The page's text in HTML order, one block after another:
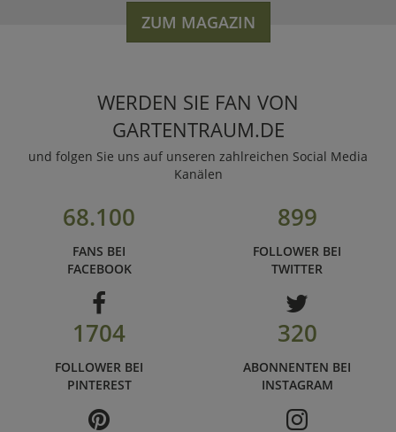
ZUM MAGAZIN
WERDEN SIE FAN VON
GARTENTRAUM.DE
und folgen Sie uns auf unseren zahlreichen Social Media
Kanälen
68.100
FANS BEI
FACEBOOK
899
FOLLOWER BEI
TWITTER
1704
FOLLOWER BEI
PINTEREST
320
ABONNENTEN BEI
INSTAGRAM